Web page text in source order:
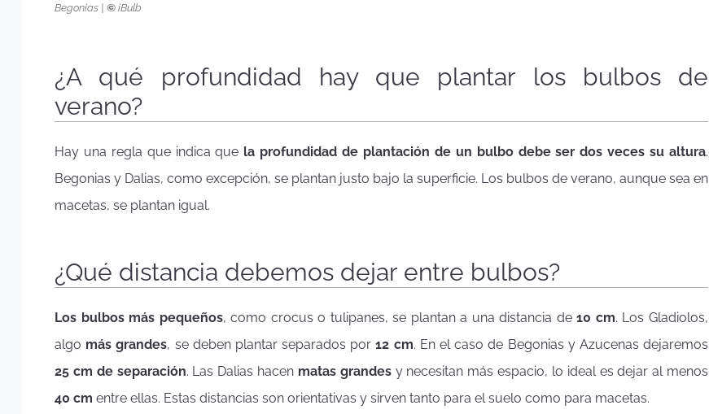
Begonias | © iBulb
¿A qué profundidad hay que plantar los bulbos de
verano?
Hay una regla que indica que la profundidad de plantación de un bulbo debe ser dos veces su altura.
Begonias y Dalias, como excepción, se plantan justo bajo la superficie. Los bulbos de verano, aunque sea en
macetas, se plantan igual.
¿Qué distancia debemos dejar entre bulbos?
Los bulbos más pequeños, como crocus o tulipanes, se plantan a una distancia de10 cm. Los Gladiolos,
algo más grandes, se deben plantar separados por12 cm. En el caso de Begonias y Azucenas dejaremos
25 cm de separación. Las Dalias hacen matas grandesy necesitan más espacio, lo ideal es dejar al menos
40 cm entre ellas. Estas distancias son orientativas y sirven tanto para el suelo como para macetas.